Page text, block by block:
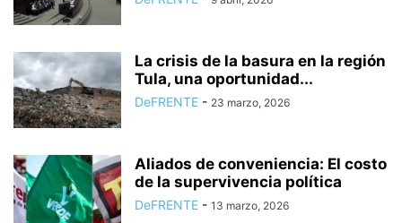
La crisis de la basura en la región
Tula, una oportunidad...
DeFRENTE - 23 marzo, 2026
Aliados de conveniencia: El costo
de la supervivencia política
DeFRENTE - 13 marzo, 2026